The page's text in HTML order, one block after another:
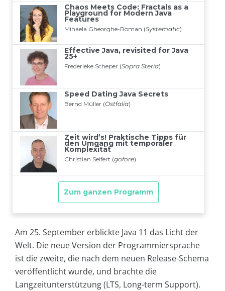
Am 25. September erblickte Java 11 das Licht der
Welt. Die neue Version der Programmiersprache
ist die zweite, die nach dem neuen Release-Schema
veröffentlicht wurde, und brachte die
Langzeitunterstützung (LTS, Long-term Support).